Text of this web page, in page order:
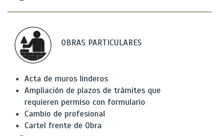
OBRAS PARTICULARES
Acta de muros linderos
Ampliación de plazos de trámites que
requieren permiso con formulario
Cambio de profesional
Cartel frente de Obra